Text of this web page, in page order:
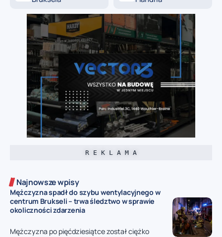
R E K L A M A
Najnowsze wpisy
Mężczyzna spadł do szybu wentylacyjnego w
centrum Brukseli – trwa śledztwo w sprawie
okoliczności zdarzenia
Mężczyzna po pięćdziesiątce został ciężko